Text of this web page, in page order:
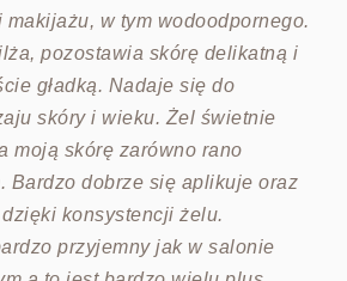
w tym wodoodpornego.
pozostawia skórę delikatną i
gładką. Nadaje się do
skóry i wieku. Żel świetnie
moją skórę zarówno rano
Bardzo dobrze się aplikuje oraz
konsystencji żelu.
przyjemny jak w salonie